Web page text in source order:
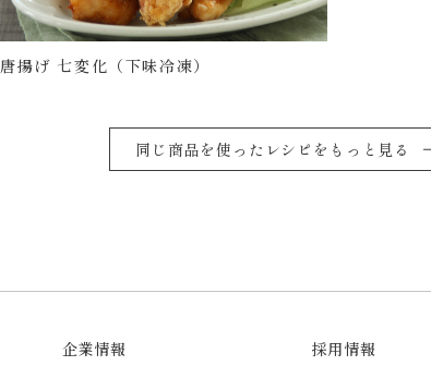
唐揚げ 七変化（下味冷凍）
同じ商品を使ったレシピをもっと見る
企業情報 採用情報